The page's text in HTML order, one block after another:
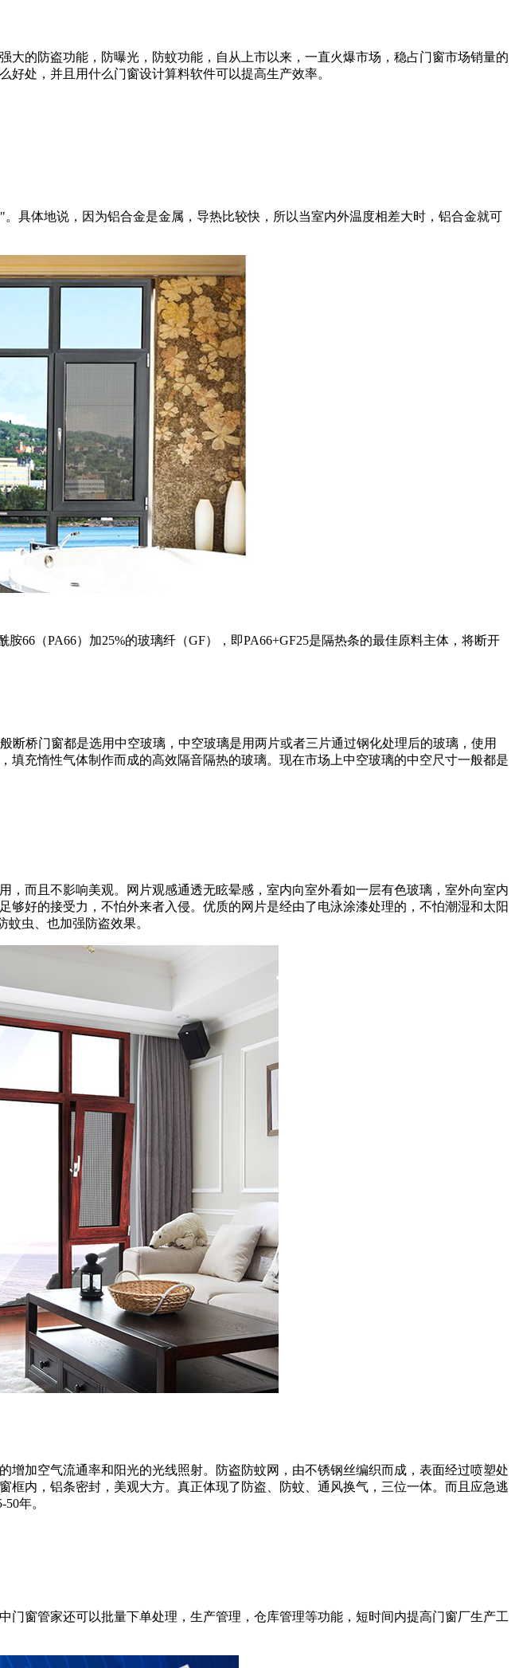
大的防盗功能，防曝光，防蚊功能，自从上市以来，一直火爆市场，稳占门窗市场销量的
好处，并且用什么门窗设计算料软件可以提高生产效率。
具体地说，因为铝合金是金属，导热比较快，所以当室内外温度相差大时，铝合金就可
胺66（PA66）加25%的玻璃纤（GF），即PA66+GF25是隔热条的最佳原料主体，将断开
断桥门窗都是选用中空玻璃 ，中空玻璃是用两片或者三片通过钢化处理后的玻璃，使用
填充惰性气体制作而成的高效隔音隔热的玻璃。现在市场上中空玻璃的中空尺寸一般都是
，而且不影响美观。网片观感通透无眩晕感，室内向室外看如一层有色玻璃，室外向室内
够好的接受力，不怕外来者入侵。优质的网片是经由了电泳涂漆处理的，不怕潮湿和太阳
虫、也加强防盗效果。
增加空气流通率和阳光的光线照射。防盗防蚊网，由不锈钢丝编织而成，表面经过喷塑处
框内，铝条密封，美观大方。真正体现了防盗、防蚊、通风换气，三位一体。而且应急逃
年。
门窗管家还可以批量下单处理 ，生产管理，仓库管理等功能，短时间内提高门窗厂生产工